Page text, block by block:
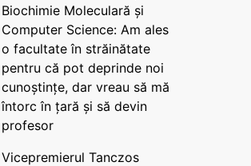
Biochimie Moleculară și
Computer Science: Am ales
o facultate în străinătate
pentru că pot deprinde noi
cunoștințe, dar vreau să mă
întorc în țară și să devin
profesor
Vicepremierul Tanczos